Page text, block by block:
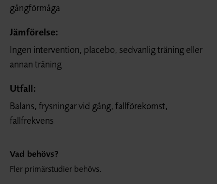
gångförmåga
Jämförelse:
Ingen intervention, placebo, sedvanlig träning eller
annan träning
Utfall:
Balans, frysningar vid gång, fallförekomst,
fallfrekvens
Vad behövs?
Fler primärstudier behövs.